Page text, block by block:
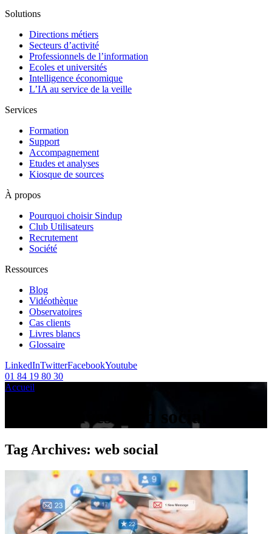
Solutions
Directions métiers
Secteurs d’activité
Professionnels de l’information
Ecoles et universités
Intelligence économique
L’IA au service de la veille
Services
Formation
Support
Accompagnement
Etudes et analyses
Kiosque de sources
À propos
Pourquoi choisir Sindup
Club Utilisateurs
Recrutement
Société
Ressources
Blog
Vidéothèque
Observatoires
Cas clients
Livres blancs
Glossaire
LinkedInTwitterFacebookYoutube
01 84 19 80 30
Accueil
Tag Archives: web social
Tag Archives: web social